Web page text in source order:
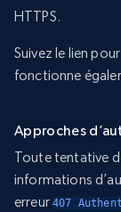
HTTPS.
Suivez le lien
fonctionne
Approches
Toute tentative
informations
erreur407